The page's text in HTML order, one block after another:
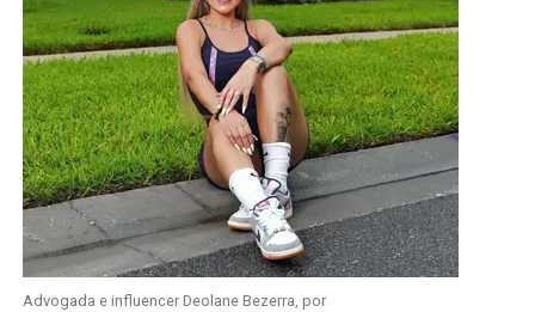
Advogada e influencer Deolane Bezerra, por